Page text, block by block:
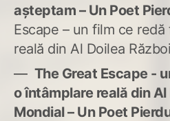
așteptam – Un Poet
Escape – un film ce
reală din Al Doilea
The Great Escape -
o întâmplare reală din Al
Mondial – Un Poet